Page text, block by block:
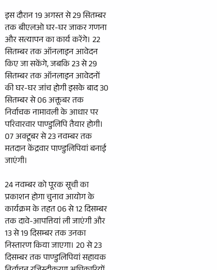
इस दौरान 19 अगस्त से 29 सितम्बर
तक बीएलओ घर-घर जाकर गणना
और सत्यापन का कार्य करेंगे। 22
सितम्बर तक ऑनलाइन आवेदन
किए जा सकेंगे, जबकि 23 से 29
सितम्बर तक ऑनलाइन आवेदनों
की घर-घर जांच होगी इसके बाद 30
सितम्बर से 06 अक्तूबर तक
निर्वाचक नामावली के आधार पर
परिवारवार पाण्डुलिपि तैयार होगी।
07 अक्टूबर से 23 नवम्बर तक
मतदान केंद्रवार पाण्डुलिपियां बनाई
जाएंगी।
24 नवम्बर को पूरक सूची का
प्रकाशन होगा चुनाव आयोग के
कार्यक्रम के तहत 06 से 12 दिसम्बर
तक दावे-आपत्तियां ली जाएंगी और
13 से 19 दिसम्बर तक उनका
निस्तारण किया जाएगा। 20 से 23
दिसम्बर तक पाण्डुलिपियां सहायक